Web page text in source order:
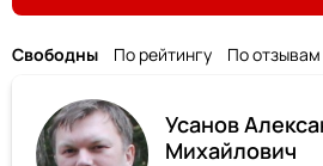
Свободны По рейтингу По отзывам
Усанов
Михайлович